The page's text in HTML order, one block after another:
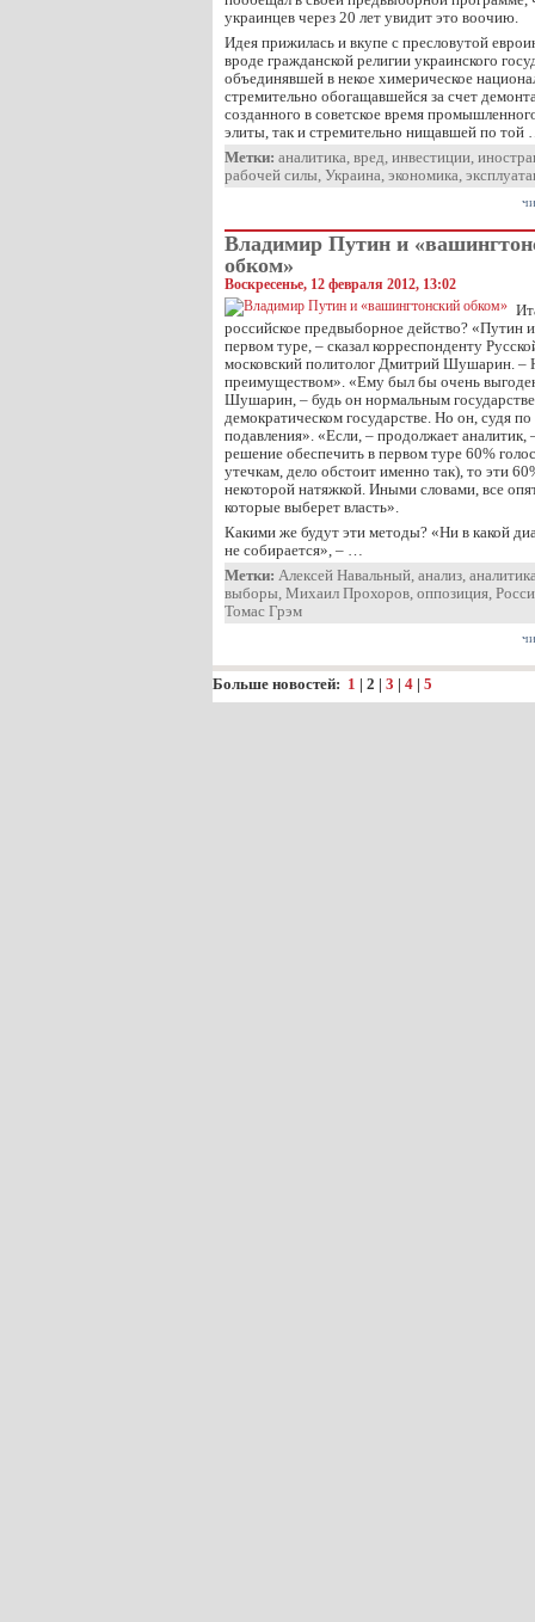
украинцев через 20 лет увидит это воочию.
Идея прижилась и вкупе с пресловутой
вроде гражданской религии украинского
объединявшей в некое химерическое
стремительно обогащавшейся за счет
созданного в советское время
элиты, так и стремительно нищавшей по той
Метки: аналитика, вред, инвестиции,
рабочей силы, Украина, экономика,
Владимир Путин и
обком»
Воскресенье, 12 февраля 2012, 13:02
российское предвыборное действо? «Путин
первом туре, – сказал корреспонденту
московский политолог Дмитрий Шушарин. –
преимуществом». «Ему был бы очень
Шушарин, – будь он нормальным
демократическом государстве. Но он, судя
подавления». «Если, – продолжает аналитик,
решение обеспечить в первом туре 60%
утечкам, дело обстоит именно так), то эти
некоторой натяжкой. Иными словами, все
которые выберет власть».
Какими же будут эти методы? «Ни в какой
не собирается», – …
Метки: Алексей Навальный, анализ,
выборы, Михаил Прохоров, оппозиция,
Томас Грэм
Больше новостей: 1 | 2 | 3 | 4 | 5